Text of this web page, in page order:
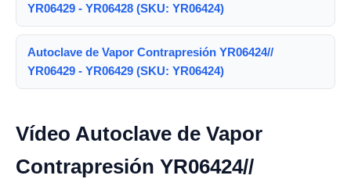
YR06429 - YR06428 (SKU: YR06424)
Autoclave de Vapor Contrapresión YR06424//
YR06429 - YR06429 (SKU: YR06424)
Vídeo Autoclave de Vapor
Contrapresión YR06424//